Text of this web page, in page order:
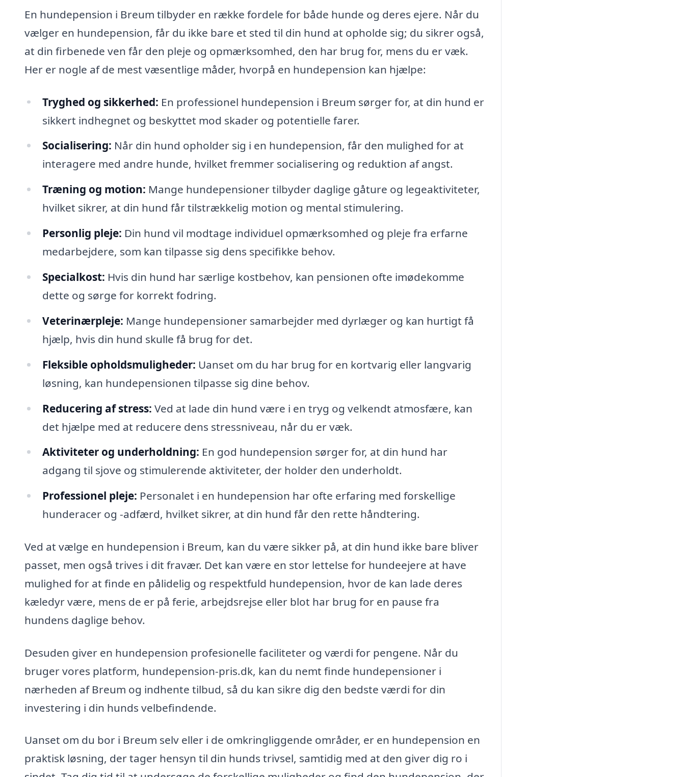
En hundepension i Breum tilbyder en række fordele for både hunde og deres ejere. Når du
vælger en hundepension, får du ikke bare et sted til din hund at opholde sig; du sikrer også,
at din firbenede ven får den pleje og opmærksomhed, den har brug for, mens du er væk.
Her er nogle af de mest væsentlige måder, hvorpå en hundepension kan hjælpe:
Tryghed og sikkerhed: En professionel hundepension i Breum sørger for, at din hund er
sikkert indhegnet og beskyttet mod skader og potentielle farer.
Socialisering: Når din hund opholder sig i en hundepension, får den mulighed for at
interagere med andre hunde, hvilket fremmer socialisering og reduktion af angst.
Træning og motion: Mange hundepensioner tilbyder daglige gåture og legeaktiviteter,
hvilket sikrer, at din hund får tilstrækkelig motion og mental stimulering.
Personlig pleje: Din hund vil modtage individuel opmærksomhed og pleje fra erfarne
medarbejdere, som kan tilpasse sig dens specifikke behov.
Specialkost: Hvis din hund har særlige kostbehov, kan pensionen ofte imødekomme
dette og sørge for korrekt fodring.
Veterinærpleje: Mange hundepensioner samarbejder med dyrlæger og kan hurtigt få
hjælp, hvis din hund skulle få brug for det.
Fleksible opholdsmuligheder: Uanset om du har brug for en kortvarig eller langvarig
løsning, kan hundepensionen tilpasse sig dine behov.
Reducering af stress: Ved at lade din hund være i en tryg og velkendt atmosfære, kan
det hjælpe med at reducere dens stressniveau, når du er væk.
Aktiviteter og underholdning: En god hundepension sørger for, at din hund har
adgang til sjove og stimulerende aktiviteter, der holder den underholdt.
Professionel pleje: Personalet i en hundepension har ofte erfaring med forskellige
hunderacer og -adfærd, hvilket sikrer, at din hund får den rette håndtering.
Ved at vælge en hundepension i Breum, kan du være sikker på, at din hund ikke bare bliver
passet, men også trives i dit fravær. Det kan være en stor lettelse for hundeejere at have
mulighed for at finde en pålidelig og respektfuld hundepension, hvor de kan lade deres
kæledyr være, mens de er på ferie, arbejdsrejse eller blot har brug for en pause fra
hundens daglige behov.
Desuden giver en hundepension profesionelle faciliteter og værdi for pengene. Når du
bruger vores platform, hundepension-pris.dk, kan du nemt finde hundepensioner i
nærheden af Breum og indhente tilbud, så du kan sikre dig den bedste værdi for din
investering i din hunds velbefindende.
Uanset om du bor i Breum selv eller i de omkringliggende områder, er en hundepension en
praktisk løsning, der tager hensyn til din hunds trivsel, samtidig med at den giver dig ro i